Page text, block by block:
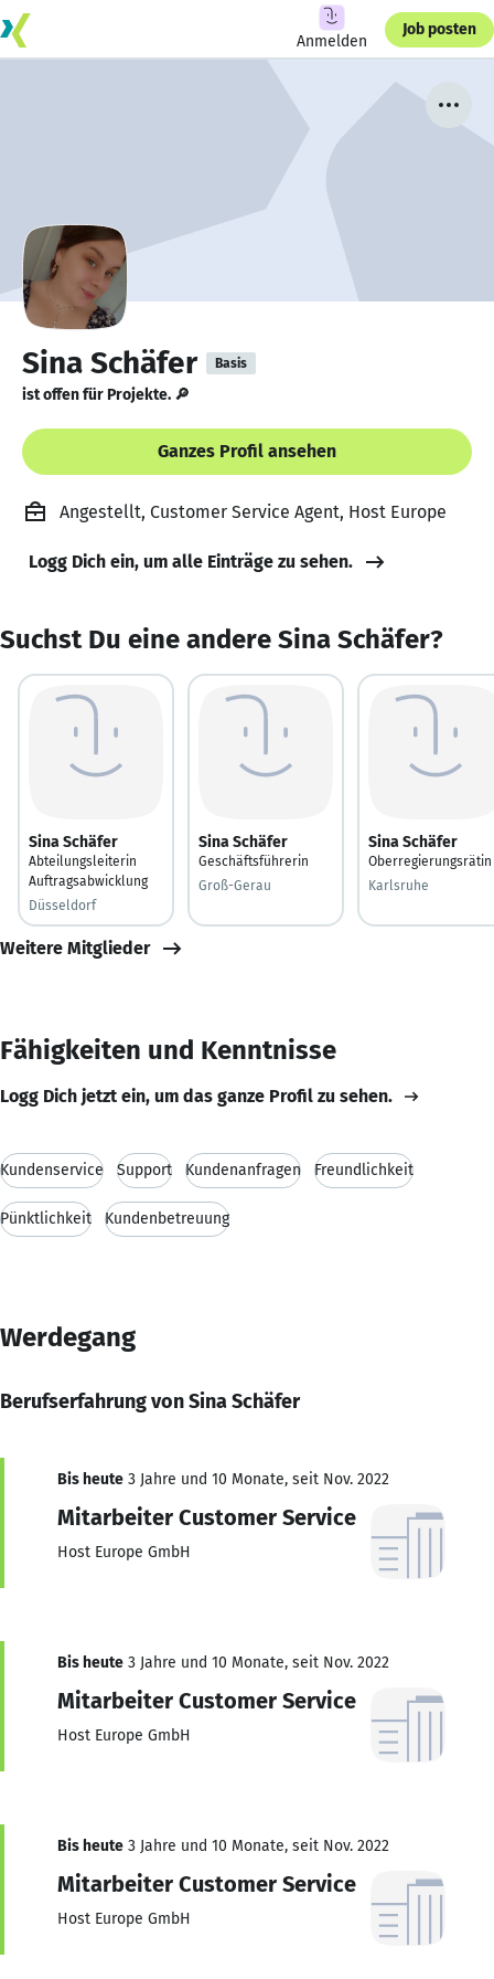
Anmelden
Job posten
Sina Schäfer Basis
ist offen für Projekte. 🔎
Ganzes Profil ansehen
Angestellt, Customer Service Agent, Host Europe
Logg Dich ein, um alle Einträge zu sehen.
Suchst Du eine andere Sina Schäfer?
Sina Schäfer
Abteilungsleiterin
Auftragsabwicklung
Düsseldorf
Sina Schäfer
Geschäftsführerin
Groß-Gerau
Sina Schäfer
Oberregierungsrätin
Karlsruhe
Weitere Mitglieder
Fähigkeiten und Kenntnisse
Logg Dich jetzt ein, um das ganze Profil zu sehen.
Kundenservice Support Kundenanfragen Freundlichkeit
Pünktlichkeit Kundenbetreuung
Werdegang
Berufserfahrung von Sina Schäfer
Bis heute 3 Jahre und 10 Monate, seit Nov. 2022
Mitarbeiter Customer Service
Host Europe GmbH
Bis heute 3 Jahre und 10 Monate, seit Nov. 2022
Mitarbeiter Customer Service
Host Europe GmbH
Bis heute 3 Jahre und 10 Monate, seit Nov. 2022
Mitarbeiter Customer Service
Host Europe GmbH